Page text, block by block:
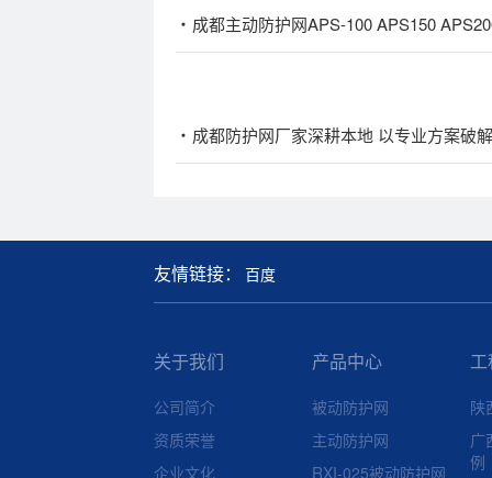
成都主动防护网APS-100 APS150
成都防护网厂家深耕本地 以专业方案破
友情链接： 百度
关于我们
公司简介
资质荣誉
企业文化
产品中心
被动防护网
主动防护网
RXI-025被动防护网
陕
广
例